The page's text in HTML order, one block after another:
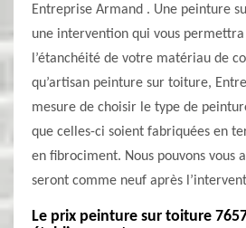
Entreprise Armand . Une peinture
une intervention qui vous
l’étanchéité de votre matériau de
qu’artisan peinture sur toiture,
mesure de choisir le type de
que celles-ci soient fabriquées en
en fibrociment. Nous pouvons vous
seront comme neuf après
Le prix peinture sur toiture